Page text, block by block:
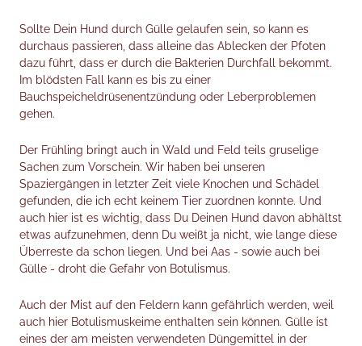
Sollte Dein Hund durch Gülle gelaufen sein, so kann es
durchaus passieren, dass alleine das Ablecken der Pfoten
dazu führt, dass er durch die Bakterien Durchfall bekommt.
Im blödsten Fall kann es bis zu einer
Bauchspeicheldrüsenentzündung oder Leberproblemen
gehen.
Der Frühling bringt auch in Wald und Feld teils gruselige
Sachen zum Vorschein. Wir haben bei unseren
Spaziergängen in letzter Zeit viele Knochen und Schädel
gefunden, die ich echt keinem Tier zuordnen konnte. Und
auch hier ist es wichtig, dass Du Deinen Hund davon abhältst
etwas aufzunehmen, denn Du weißt ja nicht, wie lange diese
Überreste da schon liegen. Und bei Aas - sowie auch bei
Gülle - droht die Gefahr von Botulismus.
Auch der Mist auf den Feldern kann gefährlich werden, weil
auch hier Botulismuskeime enthalten sein können. Gülle ist
eines der am meisten verwendeten Düngemittel in der